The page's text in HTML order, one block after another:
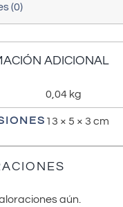
(0)
ADICIONAL
0,04 kg
13 × 5 × 3 cm
aún.